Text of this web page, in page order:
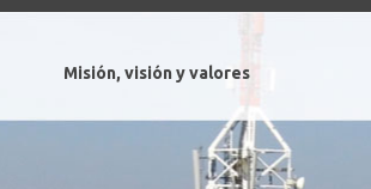
Misión, visión y valores